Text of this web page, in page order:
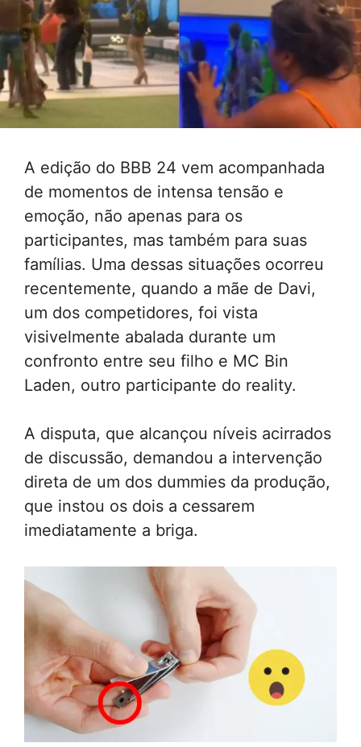
A edição do BBB 24 vem acompanhada
de momentos de intensa tensão e
emoção, não apenas para os
participantes, mas também para suas
famílias. Uma dessas situações ocorreu
recentemente, quando a mãe de Davi,
um dos competidores, foi vista
visivelmente abalada durante um
confronto entre seu filho e MC Bin
Laden, outro participante do reality.
A disputa, que alcançou níveis acirrados
de discussão, demandou a intervenção
direta de um dos dummies da produção,
que instou os dois a cessarem
imediatamente a briga.